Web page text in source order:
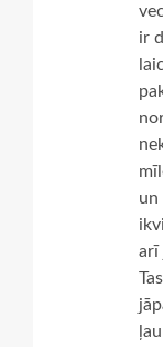
ir
un
arī